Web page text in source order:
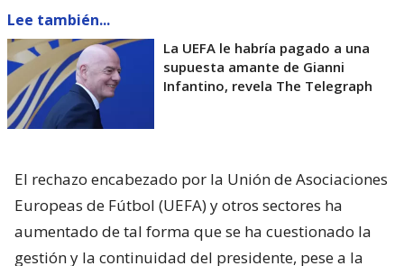
Lee también...
La UEFA le habría pagado a una
supuesta amante de Gianni
Infantino, revela The Telegraph
El rechazo encabezado por la Unión de Asociaciones
Europeas de Fútbol (UEFA) y otros sectores ha
aumentado de tal forma que se ha cuestionado la
gestión y la continuidad del presidente, pese a la